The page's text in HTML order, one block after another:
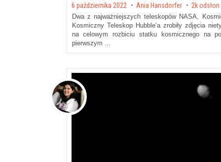
Posted on
6 października 2022 by Ania Hansdorfer 2k odsłon
Dwa z najważniejszych teleskopów NASA,
Kosmiczny Teleskop Hubble’a zrobiły zdjęcia
na celowym rozbiciu statku kosmicznego na
pierwszym …